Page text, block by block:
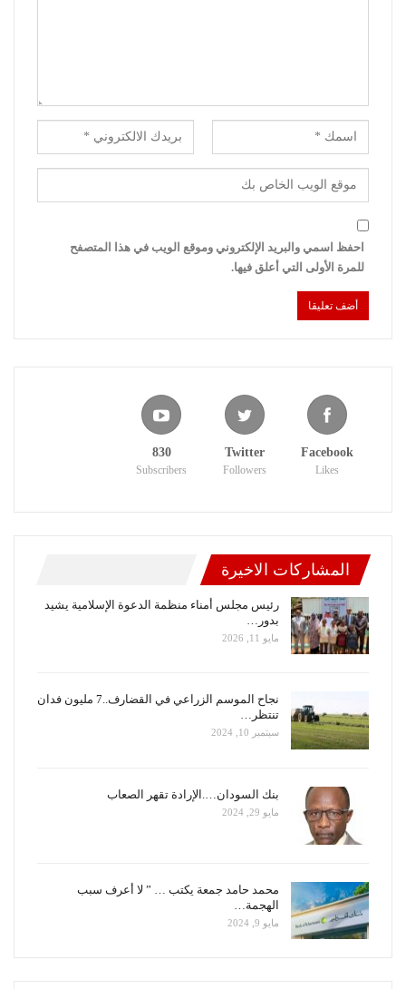
احفظ اسمي والبريد الإلكتروني وموقع الويب في هذا المتصفح
للمرة الأولى التي أعلق فيها.
Facebook
Likes
Twitter
Followers
830
Subscribers
المشاركات الاخيرة
رئيس مجلس أمناء منظمة الدعوة الإسلامية يشيد
بدور…
مايو 11, 2026
نجاح الموسم الزراعي في القضارف..7 مليون فدان
تنتظر…
سبتمبر 10, 2024
بنك السودان….الإرادة تقهر الصعاب
مايو 29, 2024
محمد حامد جمعة يكتب … ” لا أعرف سبب
الهجمة…
مايو 9, 2024